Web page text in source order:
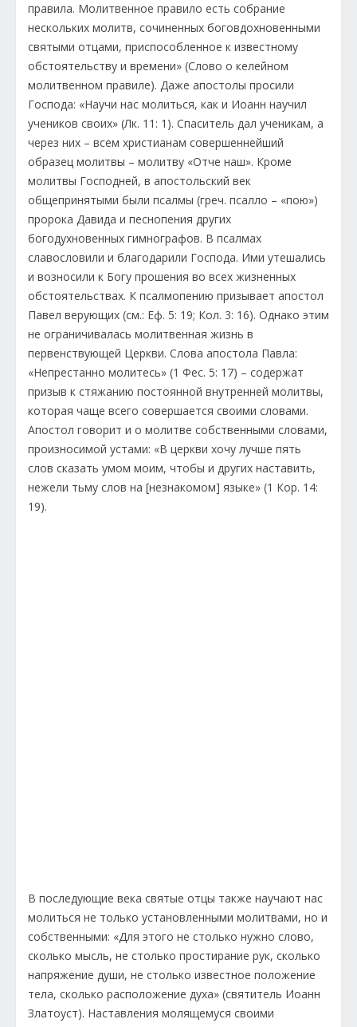
правила. Молитвенное правило есть собрание
нескольких молитв, сочиненных боговдохновенными
святыми отцами, приспособленное к известному
обстоятельству и времени» (Слово о келейном
молитвенном правиле). Даже апостолы просили
Господа: «Научи нас молиться, как и Иоанн научил
учеников своих» (Лк. 11: 1). Спаситель дал ученикам, а
через них – всем христианам совершеннейший
образец молитвы – молитву «Отче наш». Кроме
молитвы Господней, в апостольский век
общепринятыми были псалмы (греч. псалло – «пою»)
пророка Давида и песнопения других
богодухновенных гимнографов. В псалмах
славословили и благодарили Господа. Ими утешались
и возносили к Богу прошения во всех жизненных
обстоятельствах. К псалмопению призывает апостол
Павел верующих (см.: Еф. 5: 19; Кол. 3: 16). Однако этим
не ограничивалась молитвенная жизнь в
первенствующей Церкви. Слова апостола Павла:
«Непрестанно молитесь» (1 Фес. 5: 17) – содержат
призыв к стяжанию постоянной внутренней молитвы,
которая чаще всего совершается своими словами.
Апостол говорит и о молитве собственными словами,
произносимой устами: «В церкви хочу лучше пять
слов сказать умом моим, чтобы и других наставить,
нежели тьму слов на [незнакомом] языке» (1 Кор. 14:
19).
В последующие века святые отцы также научают нас
молиться не только установленными молитвами, но и
собственными: «Для этого не столько нужно слово,
сколько мысль, не столько простирание рук, сколько
напряжение души, не столько известное положение
тела, сколько расположение духа» (святитель Иоанн
Златоуст). Наставления молящемуся своими